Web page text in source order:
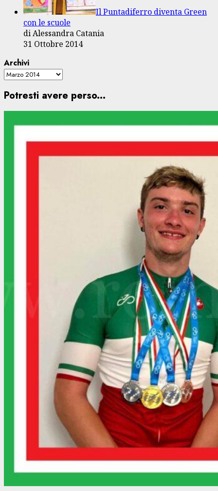
Il Puntadiferro diventa Green
con le scuole
di Alessandra Catania
31 Ottobre 2014
Archivi
Potresti avere perso...